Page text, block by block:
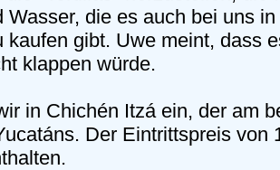
Wasser, die es auch bei uns
kaufen gibt. Uwe meint, dass
klappen würde.
in Chichén Itzá ein, der am
Der Eintrittspreis von